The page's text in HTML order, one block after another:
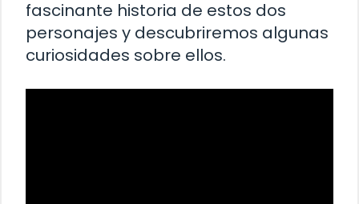
fascinante historia de estos dos
personajes y descubriremos algunas
curiosidades sobre ellos.